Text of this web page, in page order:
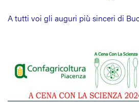
A tutti voi gli auguri più sinceri di